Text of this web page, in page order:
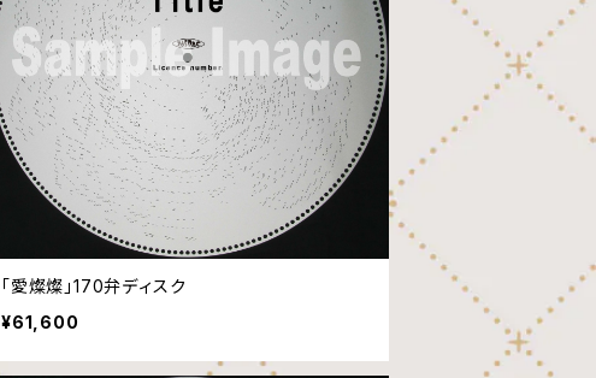
「愛燦燦」170弁ディスク
¥61,600